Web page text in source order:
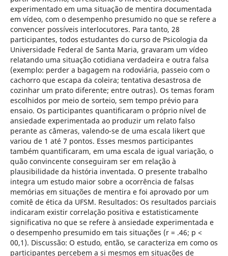
experimentado em uma situação de mentira documentada
em vídeo, com o desempenho presumido no que se refere a
convencer possíveis interlocutores. Para tanto, 28
participantes, todos estudantes do curso de Psicologia da
Universidade Federal de Santa Maria, gravaram um vídeo
relatando uma situação cotidiana verdadeira e outra falsa
(exemplo: perder a bagagem na rodoviária, passeio com o
cachorro que escapa da coleira; tentativa desastrosa de
cozinhar um prato diferente; entre outras). Os temas foram
escolhidos por meio de sorteio, sem tempo prévio para
ensaio. Os participantes quantificaram o próprio nível de
ansiedade experimentada ao produzir um relato falso
perante as câmeras, valendo-se de uma escala likert que
variou de 1 até 7 pontos. Esses mesmos participantes
também quantificaram, em uma escala de igual variação, o
quão convincente conseguiram ser em relação à
plausibilidade da história inventada. O presente trabalho
integra um estudo maior sobre a ocorrência de falsas
memórias em situações de mentira e foi aprovado por um
comitê de ética da UFSM. Resultados: Os resultados parciais
indicaram existir correlação positiva e estatisticamente
significativa no que se refere à ansiedade experimentada e
o desempenho presumido em tais situações (r = .46; p <
00,1). Discussão: O estudo, então, se caracteriza em como os
participantes percebem a si mesmos em situações de